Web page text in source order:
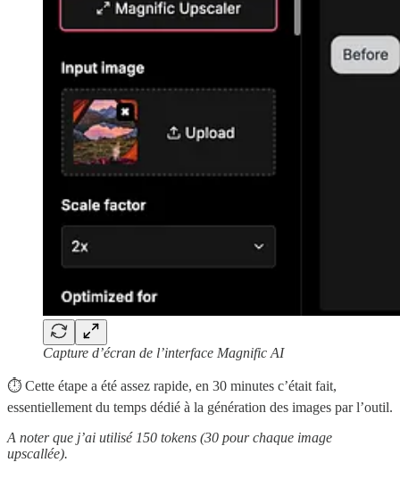
Capture d’écran de l’interface Magnific AI
⏱️ Cette étape a été assez rapide, en 30 minutes c’était fait,
essentiellement du temps dédié à la génération des images par l’outil.
A noter que j’ai utilisé 150 tokens (30 pour chaque image
upscallée).